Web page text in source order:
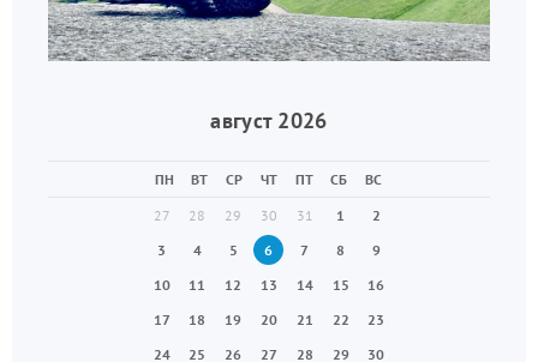
август 2026
ПН ВТ СР ЧТ ПТ СБ
ВС
27
28 29 30 31 1
2
3
4 5 6 7 8
9
10
11 12 13 14 15
16
17
18 19 20 21 22
23
24
25 26 27 28 29
30